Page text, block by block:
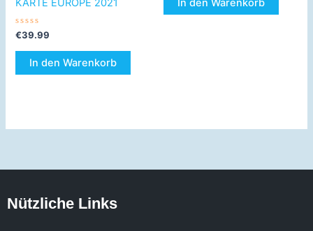
KARTE EUROPE 2021
Bewertet
0
von
€39.99
In den Warenkorb
In den Warenkorb
Nützliche Links